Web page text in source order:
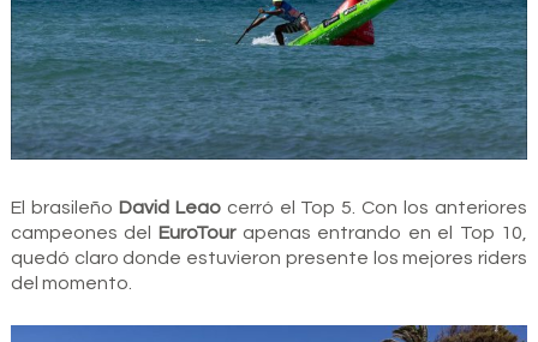
El brasileño David Leao cerró el Top 5. Con los anteriores
campeones del
EuroTour apenas entrando en el Top 10,
quedó claro donde estuvieron presente los mejores riders
del momento.